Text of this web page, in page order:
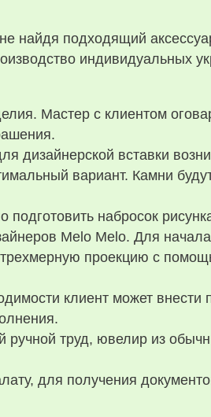
найдя подходящий
индивидуальных
Мастер с клиентом
дизайнерской вставки
вариант. Камни
набросок
Melo Melo. Для
проекцию с
клиент может внести
труд, ювелир из
для получения